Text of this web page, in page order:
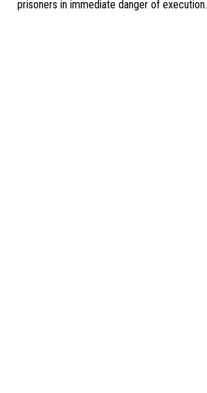
prisoners in immediate danger of execution.